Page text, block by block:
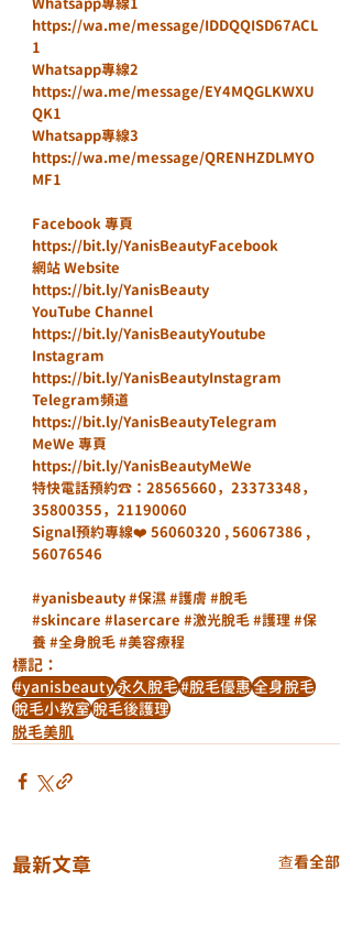
https://wa.me/message/IDDQQISD67ACL
1
Whatsapp專線2
https://wa.me/message/EY4MQGLKWXU
QK1
Whatsapp專線3
https://wa.me/message/QRENHZDLMYO
MF1
Facebook 專頁
https://bit.ly/YanisBeautyFacebook
網站 Website
https://bit.ly/YanisBeauty
YouTube Channel
https://bit.ly/YanisBeautyYoutube
Instagram
https://bit.ly/YanisBeautyInstagram
Telegram頻道
https://bit.ly/YanisBeautyTelegram
MeWe 專頁
https://bit.ly/YanisBeautyMeWe
特快電話預約☎️：28565660，23373348，
35800355，21190060
Signal預約專線❤️ 56060320 , 56067386 ,
56076546
#yanisbeauty#保濕#護膚 #脫毛
#skincare #lasercare #激光脫毛#護理#保
養#全身脫毛#美容療程
標記：
#yanisbeauty永久脫毛#脫毛優惠全身脫毛
脫毛小教室脫毛後護理
脱毛美肌
最新文章 查看全部